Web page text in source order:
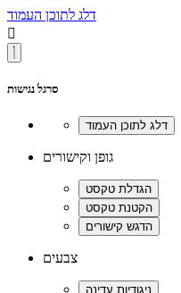
דלג לתוכן העמוד

סרגל נגישות
גופן וקישורים
צבעים